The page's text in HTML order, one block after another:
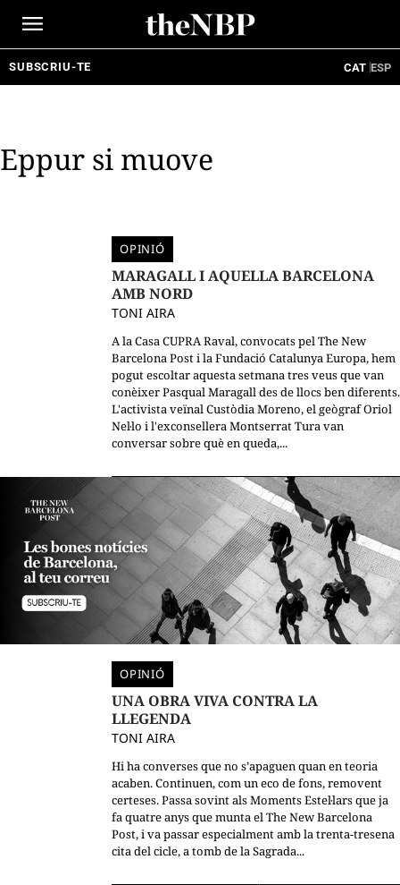
SUBSCRIU-TE CAT ESP
Eppur si muove
OPINIÓ
MARAGALL I AQUELLA BARCELONA
AMB NORD
TONI AIRA
A la Casa CUPRA Raval, convocats pel The New
Barcelona Post i la Fundació Catalunya Europa, hem
pogut escoltar aquesta setmana tres veus que van
conèixer Pasqual Maragall des de llocs ben diferents.
L'activista veïnal Custòdia Moreno, el geògraf Oriol
Nel·lo i l'exconsellera Montserrat Tura van
conversar sobre què en queda,...
OPINIÓ
UNA OBRA VIVA CONTRA LA
LLEGENDA
TONI AIRA
Hi ha converses que no s’apaguen quan en teoria
acaben. Continuen, com un eco de fons, removent
certeses. Passa sovint als Moments Estel·lars que ja
fa quatre anys que munta el The New Barcelona
Post, i va passar especialment amb la trenta-tresena
cita del cicle, a tomb de la Sagrada...